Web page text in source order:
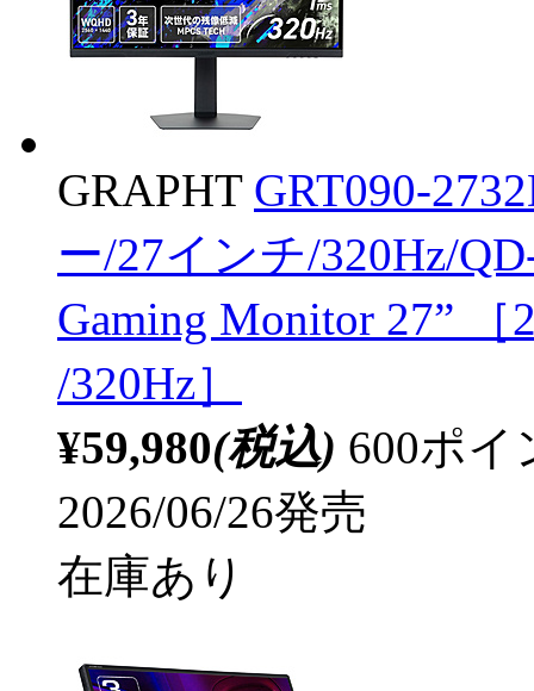
GRAPHT GRT090-
ー/27インチ/320Hz/
Gaming Monitor 27”
/320Hz］
¥59,980(税込) 600ポ
2026/06/26発売
在庫あり